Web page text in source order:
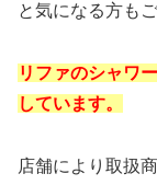
と気になる方も
リファのシャワ
しています。
店舗により取扱